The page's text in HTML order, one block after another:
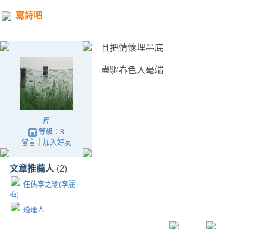
寫詩吧
煙
等級：8
留言｜ 加入好友
文章推薦人 (2)
任俠李之瑜(李麗
梅)
逍遙人
且把情懷埋墨底
盡驅春色入毫端